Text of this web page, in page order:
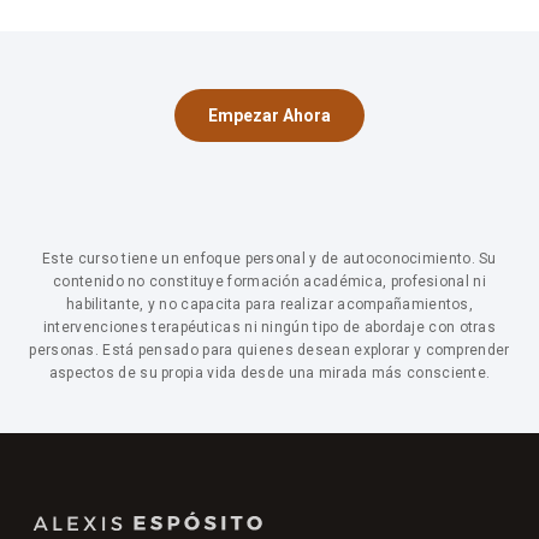
Empezar Ahora
Este curso tiene un enfoque personal y de autoconocimiento. Su
contenido no constituye formación académica, profesional ni
habilitante, y no capacita para realizar acompañamientos,
intervenciones terapéuticas ni ningún tipo de abordaje con otras
personas. Está pensado para quienes desean explorar y comprender
aspectos de su propia vida desde una mirada más consciente.